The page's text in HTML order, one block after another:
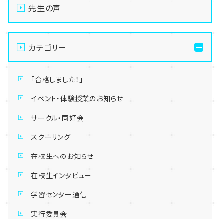
先生の声
カテゴリー
「合格しました！」
イベント・体験授業のお知らせ
サークル・同好会
スクーリング
在校生へのお知らせ
在校生インタビュー
学習センター通信
実行委員会